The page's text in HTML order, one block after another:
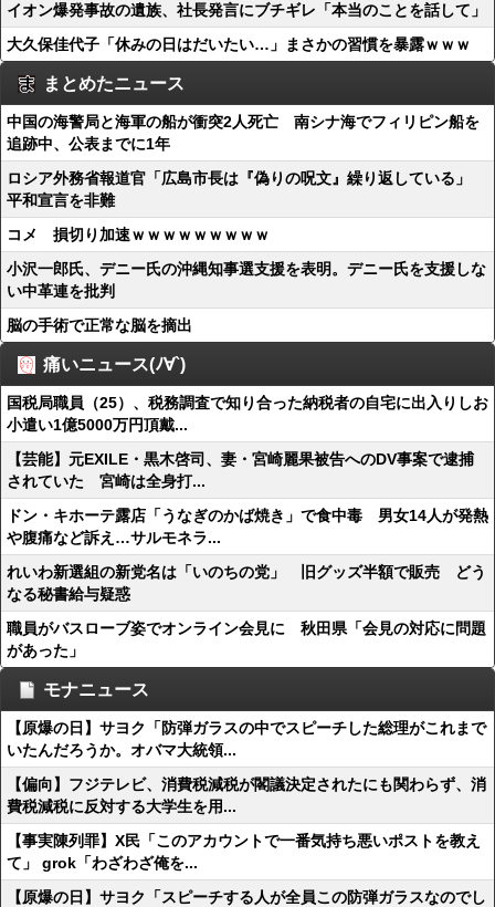
イオン爆発事故の遺族、社長発言にブチギレ「本当のことを話して」
大久保佳代子「休みの日はだいたい…」まさかの習慣を暴露ｗｗｗ
まとめたニュース
中国の海警局と海軍の船が衝突2人死亡 南シナ海でフィリピン船を
追跡中、公表までに1年
ロシア外務省報道官「広島市長は『偽りの呪文』繰り返している」
平和宣言を非難
コメ 損切り加速ｗｗｗｗｗｗｗｗｗ
小沢一郎氏、デニー氏の沖縄知事選支援を表明。デニー氏を支援しな
い中革連を批判
脳の手術で正常な脳を摘出
痛いニュース(ﾉ∀`)
国税局職員（25）、税務調査で知り合った納税者の自宅に出入りしお
小遣い1億5000万円頂戴...
【芸能】元EXILE・黒木啓司、妻・宮崎麗果被告へのDV事案で逮捕
されていた 宮崎は全身打...
ドン・キホーテ露店「うなぎのかば焼き」で食中毒 男女14人が発熱
や腹痛など訴え…サルモネラ...
れいわ新選組の新党名は「いのちの党」 旧グッズ半額で販売 どう
なる秘書給与疑惑
職員がバスローブ姿でオンライン会見に 秋田県「会見の対応に問題
があった」
モナニュース
【原爆の日】サヨク「防弾ガラスの中でスピーチした総理がこれまで
いたんだろうか。オバマ大統領...
【偏向】フジテレビ、消費税減税が閣議決定されたにも関わらず、消
費税減税に反対する大学生を用...
【事実陳列罪】X民「このアカウントで一番気持ち悪いポストを教え
て」 grok「わざわざ俺を...
【原爆の日】サヨク「スピーチする人が全員この防弾ガラスなのでし